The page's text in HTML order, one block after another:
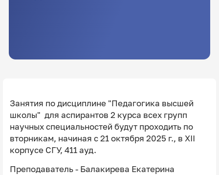
Занятия по дисциплине "Педагогика высшей
школы" для аспирантов 2 курса всех групп
научных специальностей будут проходить по
вторникам, начиная с 21 октября 2025 г., в XII
корпусе СГУ, 411 ауд.
Преподаватель - Балакирева Екатерина